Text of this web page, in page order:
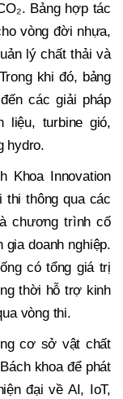
Bảng hợp tác
vòng đời nhựa,
lý chất thải và
khi đó, bảng
các giải pháp
liệu, turbine gió,
hydro.
Khoa Innovation
thi thông qua các
chương trình cố
doanh nghiệp.
có tổng giá trị
thời hỗ trợ kinh
vòng thi.
cơ sở vật chất
khoa để phát
đại về AI, IoT,